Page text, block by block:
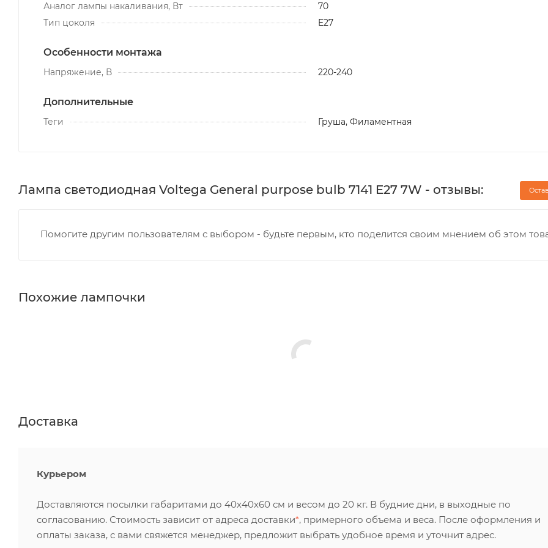
Аналог лампы накаливания, Вт
70
Тип цоколя
E27
Особенности монтажа
Напряжение, В 220-240
Дополнительные
Теги Груша, Филаментная
Лампа светодиодная Voltega General purpose bulb 7141 E27 7W - отзывы:
Помогите другим пользователям с выбором - будьте первым, кто поделится своим мнением об этом
Похожие лампочки
Доставка
Курьером
Доставляются посылки габаритами до 40х40х60 см и весом до 20 кг. В будние дни, в выходные по
согласованию. Стоимость зависит от адреса доставки*, примерного объема и веса. После оформления и
оплаты заказа, с вами свяжется менеджер, предложит выбрать удобное время и уточнит адрес.